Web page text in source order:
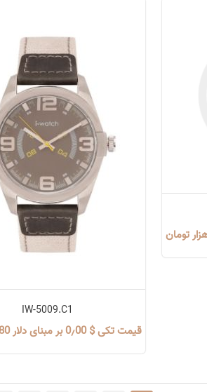
IW-5009.C1
قیمت تکی $ 0٫00 بر مبنای دلار 80 هزار تومان